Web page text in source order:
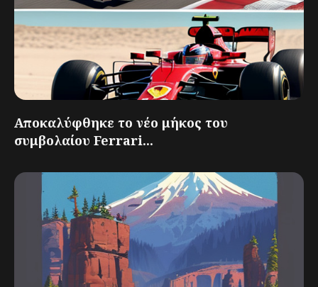
Αποκαλύφθηκε το νέο μήκος του
συμβολαίου Ferrari...